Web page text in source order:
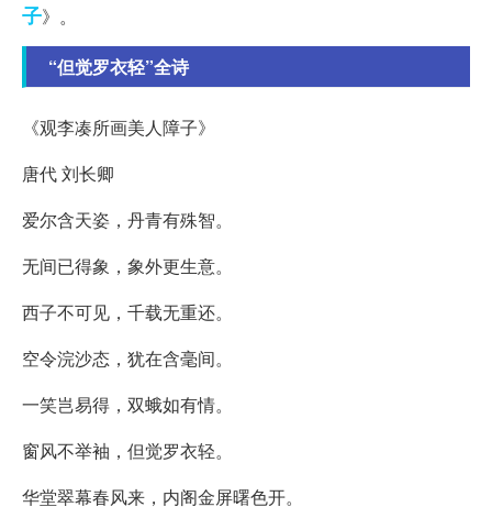
子》。
“但觉罗衣轻”全诗
《观李凑所画美人障子》
唐代 刘长卿
爱尔含天姿，丹青有殊智。
无间已得象，象外更生意。
西子不可见，千载无重还。
空令浣沙态，犹在含毫间。
一笑岂易得，双蛾如有情。
窗风不举袖，但觉罗衣轻。
华堂翠幕春风来，内阁金屏曙色开。